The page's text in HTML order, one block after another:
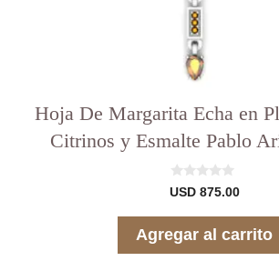
Hoja De Margarita Echa en
Citrinos y Esmalte Pablo
0
d
USD875.00
Agregar al carrito